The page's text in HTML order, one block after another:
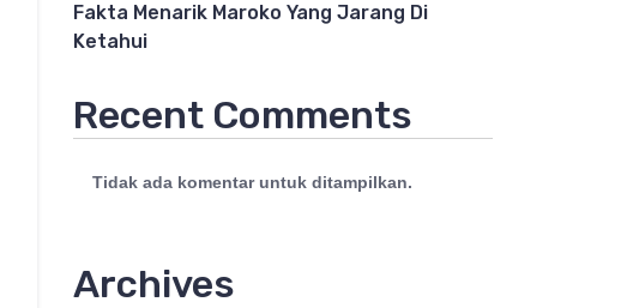
Fakta Menarik Maroko Yang Jarang Di
Ketahui
Recent Comments
Tidak ada komentar untuk ditampilkan.
Archives